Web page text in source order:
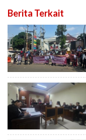
Berita Terkait